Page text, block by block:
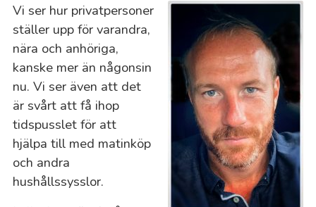
Vi ser hur privatpersoner
ställer upp för varandra,
nära och anhöriga,
kanske mer än någonsin
nu. Vi ser även att det
är svårt att få ihop
tidspusslet för att
hjälpa till med matinköp
och andra
hushållssysslor.